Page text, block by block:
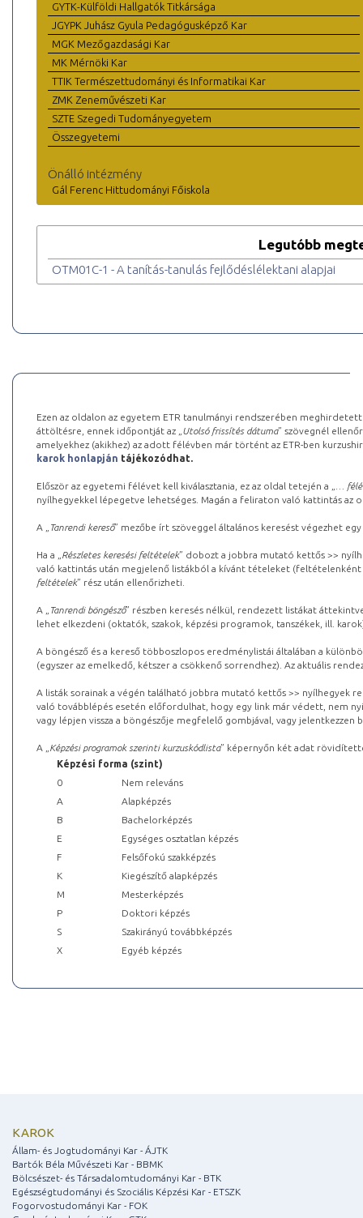
GYTK-Külföldi Hallgatók Titkársága
JGYPK Juhász Gyula Pedagógusképző Kar
MGK Mezőgazdasági Kar
MK Mérnöki Kar
TTIK Természettudományi és Informatikai Kar
ZMK Zeneművészeti Kar
SZTE Szegedi Tudományegyetem
Összegyetemi
Önálló intézmény
Gál Ferenc Hittudományi Főiskola
Legutóbb
OTM01C-1 - A tanítás-tanulás fejlődéslélektani alapjai
Ezen az oldalon az egyetem ETR tanulmányi rendszerében
áttöltésre, ennek időpontját az „ Utolsó frissítés dátuma” szövegnél
amelyekhez (akikhez) az adott félévben már történt az ETR-ben
karok honlapján tájékozódhat.
Először az egyetemi félévet kell kiválasztania, ez az oldal tetején a „
…
nyílhegyekkel lépegetve lehetséges. Magán a feliraton való kattintás az
A „ Tanrendi kereső” mezőbe írt szöveggel általános keresést végezhet
Ha a „ Részletes keresési feltételek” dobozt a jobbra mutató kettős >>
való kattintás után megjelenő listákból a kívánt tételeket (feltételenként
feltételek” rész után ellenőrizheti.
A „ Tanrendi böngésző” részben keresés nélkül, rendezett listákat
lehet elkezdeni (oktatók, szakok, képzési programok, tanszékek, ill.
A böngésző és a kereső többoszlopos eredménylistái általában a
(egyszer az emelkedő, kétszer a csökkenő sorrendhez). Az aktuális
A listák sorainak a végén található jobbra mutató kettős >> nyílhegyek
való továbblépés esetén előfordulhat, hogy egy link már védett, nem
vagy lépjen vissza a böngészője megfelelő gombjával, vagy
A „ Képzési programok szerinti kurzuskódlista” képernyőn két adat
Képzési forma (szint)
0
Nem releváns
A
Alapképzés
B
Bachelorképzés
E
Egységes osztatlan képzés
F
Felsőfokú szakképzés
K
Kiegészítő alapképzés
M
Mesterképzés
P
Doktori képzés
S
Szakirányú továbbképzés
X
Egyéb képzés
KAROK
Állam- és Jogtudományi Kar - ÁJTK
Bartók Béla Művészeti Kar - BBMK
Bölcsészet- és Társadalomtudományi Kar - BTK
Egészségtudományi és Szociális Képzési Kar - ETSZK
Fogorvostudományi Kar - FOK